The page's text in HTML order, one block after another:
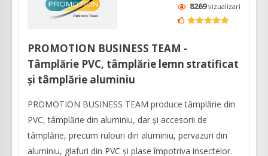
8269vizualizari
PROMOTION BUSINESS TEAM -
Tâmplărie PVC, tâmplărie lemn stratificat
și tâmplărie aluminiu
PROMOTION BUSINESS TEAM produce tâmplărie din
PVC, tâmplărie din aluminiu, dar și accesorii de
tâmplărie, precum rulouri din aluminiu, pervazuri din
aluminiu, glafuri din PVC și plase împotriva insectelor.